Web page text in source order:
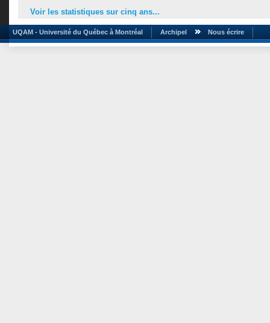
Voir les statistiques sur cinq ans...
UQAM - Université du Québec à Montréal Archipel Nous écrire